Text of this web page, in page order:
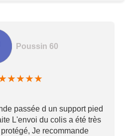
Poussin 60
★★★★
passée d un support pied
L'envoi du colis a été très
Je recommande